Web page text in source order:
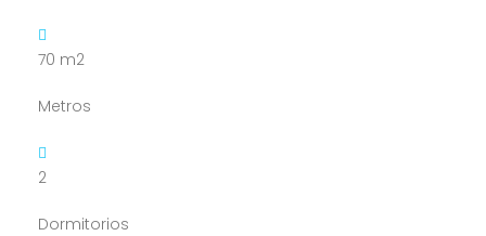
70 m2
Metros
2
Dormitorios